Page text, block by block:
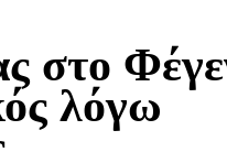
στο
λόγω